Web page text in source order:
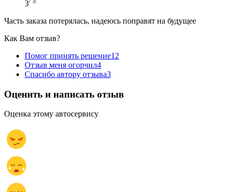
3
Часть заказа потерялась, надеюсь поправят на будущее
Как Вам отзыв?
Помог принять решение12
Отзыв меня огорчил4
Спасибо автору отзыва3
Оценить и написать отзыв
Оценка этому автосервису